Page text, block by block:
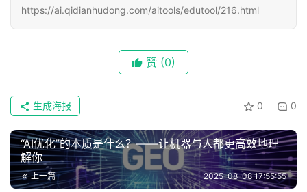
https://ai.qidianhudong.com/aitools/edutool/216.html
赞 (0)
0 0
生成海报
“AI优化”的本质是什么？——让机器与人都更高效地理
解你
上一篇 2025-08-08 17:55:55